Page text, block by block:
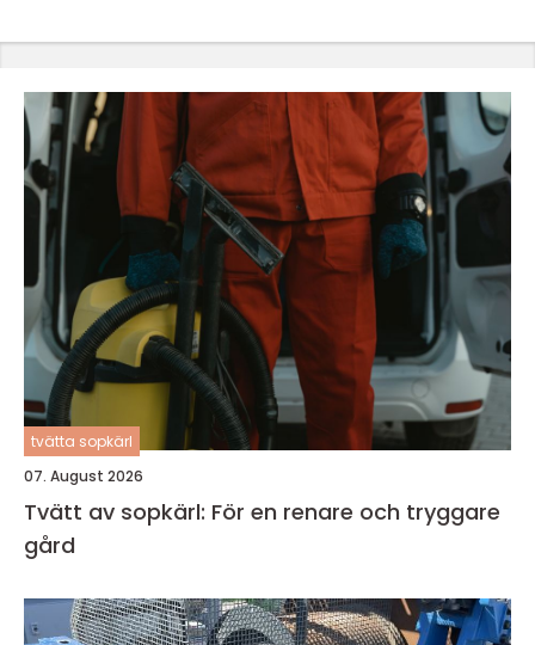
tvätta sopkärl
07. August 2026
Tvätt av sopkärl: För en renare och tryggare
gård